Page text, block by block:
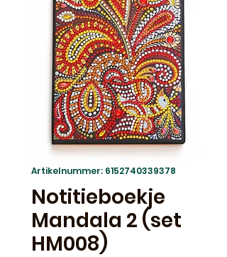
Artikelnummer: 6152740339378
Notitieboekje
Mandala 2 (set
HM008)